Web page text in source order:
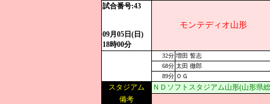
試合番号:43
09月05日(日)
18時00分
モンテディオ山形
32分 増田 誓志
68分 太田 徹郎
89分 ＯＧ
スタジアム
ＮＤソフトスタジアム山形(山形県
備考